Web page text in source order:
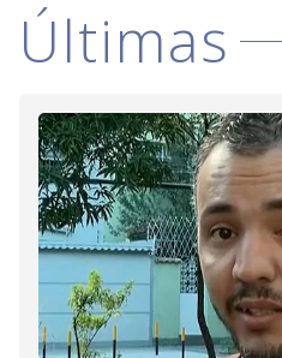
Últimas